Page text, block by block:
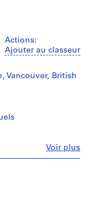
Actions:
Ajouter au classeur
Voir plus
Vancouver, British